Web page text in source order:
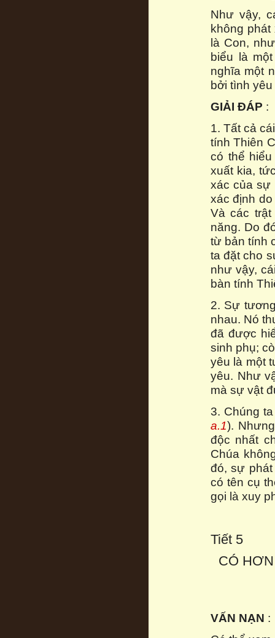
Như vậy,
không
là Con,
biểu là
nghĩa một
bởi tình
GIẢI ĐÁP :
1. Tất cả
tính Thiên
có thể
xuất kia,
xác của sự
xác định
Và các
năng. Do
từ bản tính
ta đặt cho
như vậy,
bàn tính
2. Sự
nhau. Nó
đã được
sinh phụ;
yêu là một
yêu. Như
mà sự vật
3. Chúng
a.1).
độc nhất
Chúa
đó, sự
có tên cụ
gọi là xuy
Tiết 5
CÓ
VẤN NẠN :